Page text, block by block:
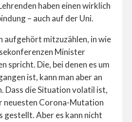
haben einen wirklich
– auch auf der Uni.
aufgehört mitzuzählen, in wie
Minister
spricht. Die, bei denen es um
ist, kann man aber an
Dass die Situation volatil ist,
neuesten Corona-Mutation
gestellt. Aber es kann nicht